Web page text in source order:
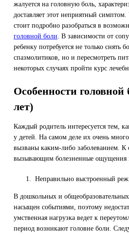
жалуется на головную боль,
доставляет этот неприятный
стоит подробно разобраться в
головной боли. В зависимости от
ребенку потребуется не только снять
спазмолитиков, но и пересмотреть
некоторых случаях пройти курс
Особенности головной
лет)
Каждый родитель интересуется тем,
у детей. На самом деле их очень
вызваны каким-либо заболеванием. К
вызывающим болезненные ощущения
Неправильно выстроенный
В дошкольных и
насыщен событиями, поэтому
умственная нагрузка ведет к
период возникают головне боли.